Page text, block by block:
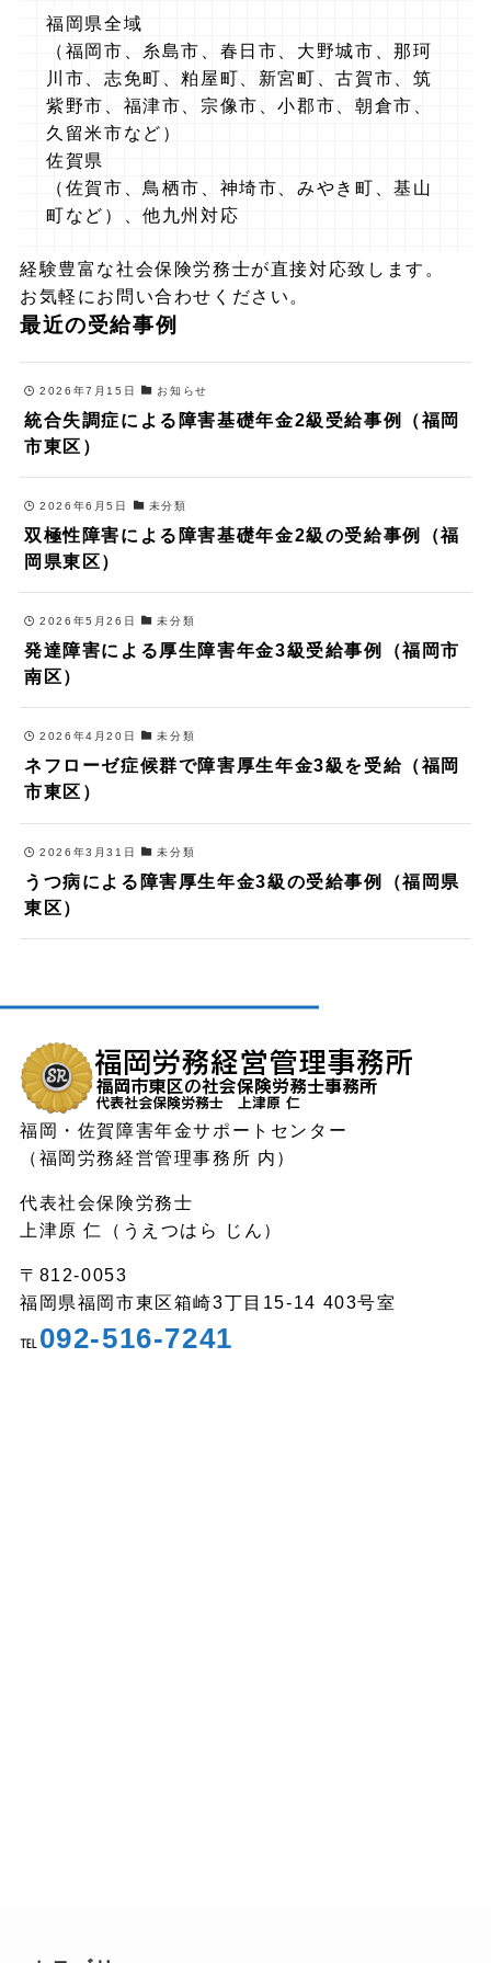
福岡県全域
（福岡市、糸島市、春日市、大野城市、那珂
川市、志免町、粕屋町、新宮町、古賀市、筑
紫野市、福津市、宗像市、小郡市、朝倉市、
久留米市など）
佐賀県
（佐賀市、鳥栖市、神埼市、みやき町、基山
町など）、他九州対応
経験豊富な社会保険労務士が直接対応致します。
お気軽にお問い合わせください。
最近の受給事例
2026年7月15日 お知らせ
統合失調症による障害基礎年金2級受給事例（福岡
市東区）
2026年6月5日 未分類
双極性障害による障害基礎年金2級の受給事例（福
岡県東区）
2026年5月26日 未分類
発達障害による厚生障害年金3級受給事例（福岡市
南区）
2026年4月20日 未分類
ネフローゼ症候群で障害厚生年金3級を受給（福岡
市東区）
2026年3月31日 未分類
うつ病による障害厚生年金3級の受給事例（福岡県
東区）
福岡・佐賀障害年金サポートセンター
（福岡労務経営管理事務所 内）
代表社会保険労務士
上津原 仁（うえつはら じん）
〒812-0053
福岡県福岡市東区箱崎3丁目15-14 403号室
℡ 092-516-7241